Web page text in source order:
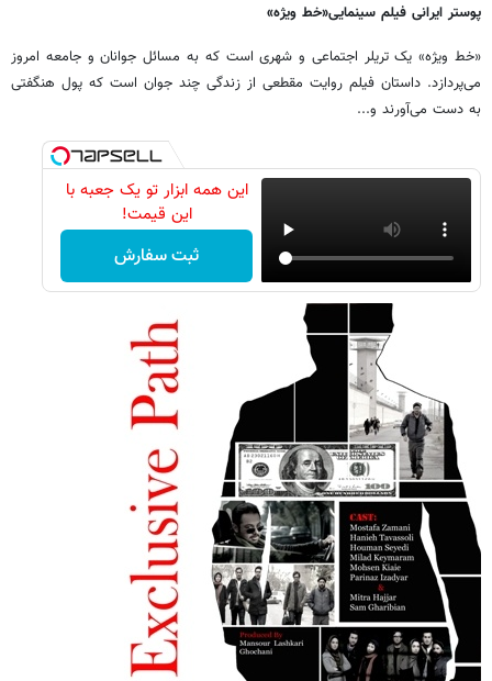
پوستر ایرانی فیلم سینمایی«خط ویژه»
«خط ویژه» یک تریلر اجتماعی و شهری است که به مسائل جوانان و جامعه امروز
می‌پردازد. داستان فیلم روایت مقطعی از زندگی چند جوان است که پول هنگفتی
به دست می‌آورند و...
این همه ابزار تو یک جعبه با
این قیمت!
ثبت سفارش